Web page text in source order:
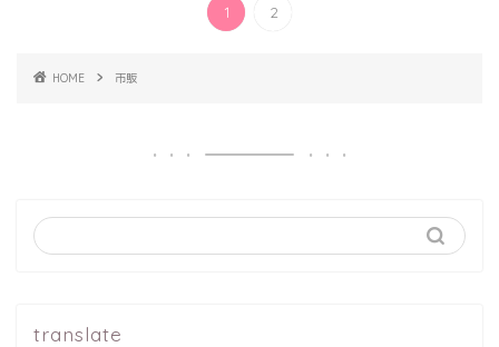
1 2
HOME 市販
translate